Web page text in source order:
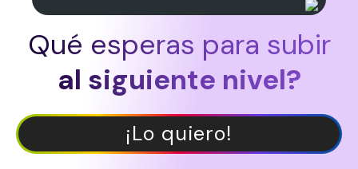
Qué esperas para subir
al siguiente nivel?
¡Lo quiero!